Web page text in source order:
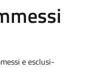
e esclusi-